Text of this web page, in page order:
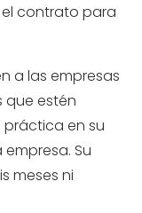
contrato para
a las empresas
que estén
práctica en su
Su
meses ni